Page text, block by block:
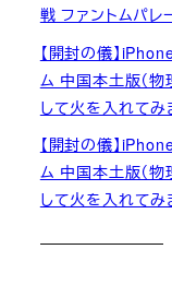
戦 ファントムパレ
【開封の儀】
ム 中国本土版（
して火を入れてみ
【開封の儀】
ム 中国本土版（
して火を入れてみ